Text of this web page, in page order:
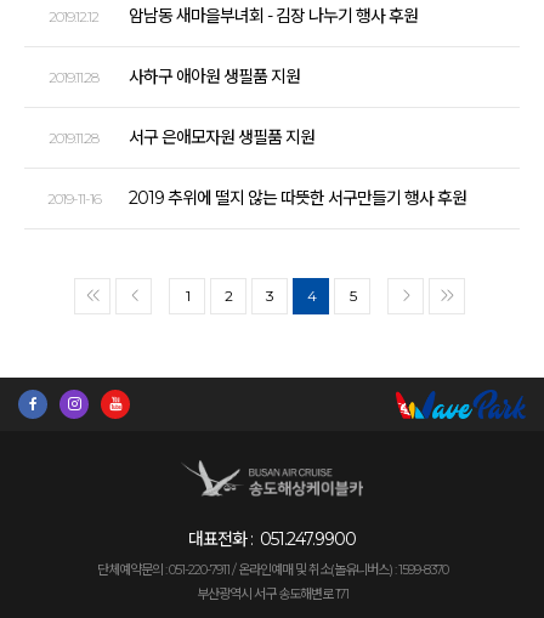
2019.12.12 암남동 새마을부녀회 - 김장 나누기 행사 후원
2019.11.28 사하구 애아원 생필품 지원
2019.11.28 서구 은애모자원 생필품 지원
2019-11-16 2019 추위에 떨지 않는 따뜻한 서구만들기 행사 후원
<< < 1 2 3 4 5 > >>
대표전화 : 051.247.9900
단체예약문의 : 051-220-7911 / 온라인예매 및 취소(놀유니버스) : 1599-8370
부산광역시 서구 송도해변로 171